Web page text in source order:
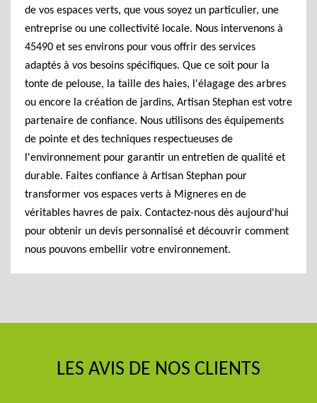
de vos espaces verts, que vous soyez un particulier, une
entreprise ou une collectivité locale. Nous intervenons à
45490 et ses environs pour vous offrir des services
adaptés à vos besoins spécifiques. Que ce soit pour la
tonte de pelouse, la taille des haies, l'élagage des arbres
ou encore la création de jardins, Artisan Stephan est votre
partenaire de confiance. Nous utilisons des équipements
de pointe et des techniques respectueuses de
l'environnement pour garantir un entretien de qualité et
durable. Faites confiance à Artisan Stephan pour
transformer vos espaces verts à Migneres en de
véritables havres de paix. Contactez-nous dès aujourd'hui
pour obtenir un devis personnalisé et découvrir comment
nous pouvons embellir votre environnement.
LES AVIS DE NOS CLIENTS